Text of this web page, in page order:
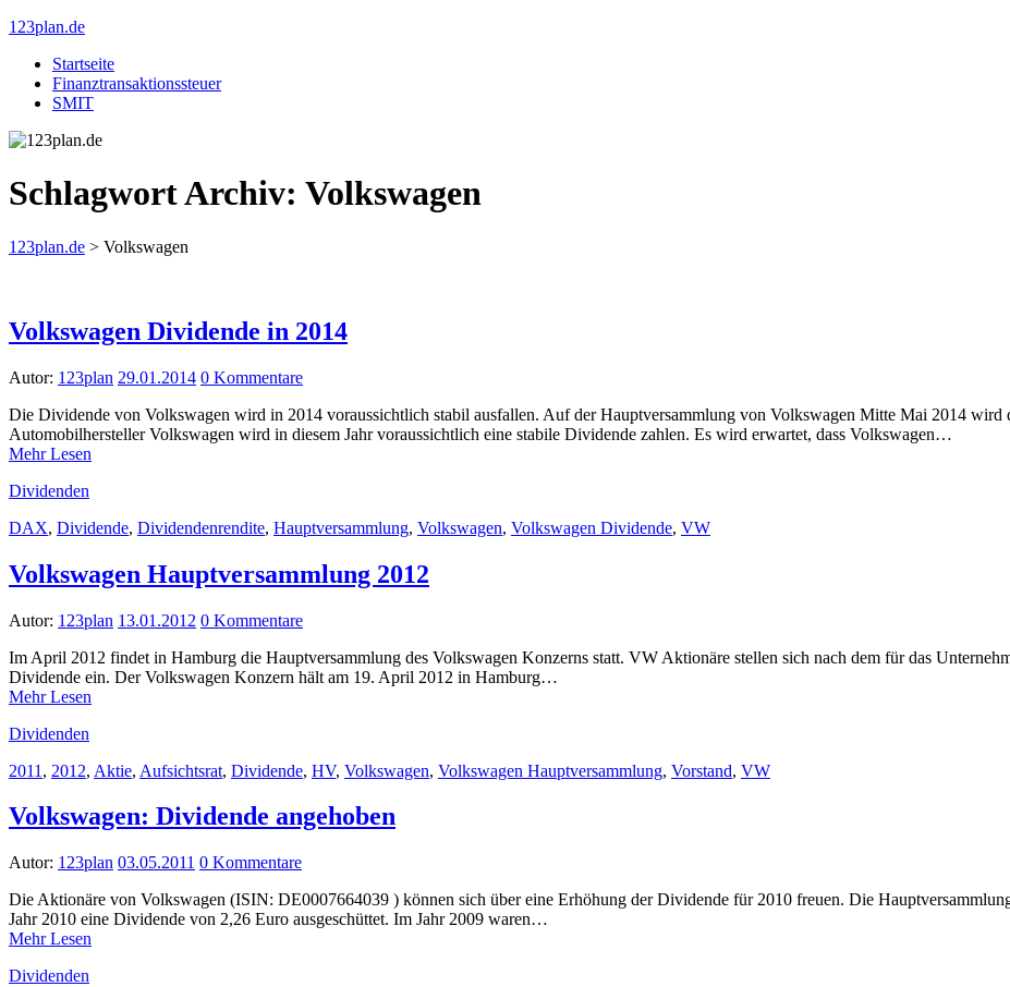
123plan.de
Startseite
Finanztransaktionssteuer
SMIT
Schlagwort Archiv: Volkswagen
123plan.de > Volkswagen
Volkswagen Dividende in 2014
Autor: 123plan 29.01.2014 0 Kommentare
Die Dividende von Volkswagen wird in 2014 voraussichtlich stabil ausfallen. Auf der Hauptversammlung von Volkswagen Mitte Mai 2014 wird
Automobilhersteller Volkswagen wird in diesem Jahr voraussichtlich eine stabile Dividende zahlen. Es wird erwartet, dass Volkswagen…
Mehr Lesen
Dividenden
DAX, Dividende, Dividendenrendite, Hauptversammlung, Volkswagen, Volkswagen Dividende, VW
Volkswagen Hauptversammlung 2012
Autor: 123plan 13.01.2012 0 Kommentare
Im April 2012 findet in Hamburg die Hauptversammlung des Volkswagen Konzerns statt. VW Aktionäre stellen sich nach dem für das
Dividende ein. Der Volkswagen Konzern hält am 19. April 2012 in Hamburg…
Mehr Lesen
Dividenden
2011 , 2012, Aktie, Aufsichtsrat, Dividende, HV, Volkswagen, Volkswagen Hauptversammlung, Vorstand, VW
Volkswagen: Dividende angehoben
Autor: 123plan 03.05.2011 0 Kommentare
Die Aktionäre von Volkswagen (ISIN: DE0007664039 ) können sich über eine Erhöhung der Dividende für 2010 freuen. Die
Jahr 2010 eine Dividende von 2,26 Euro ausgeschüttet. Im Jahr 2009 waren…
Mehr Lesen
Dividenden